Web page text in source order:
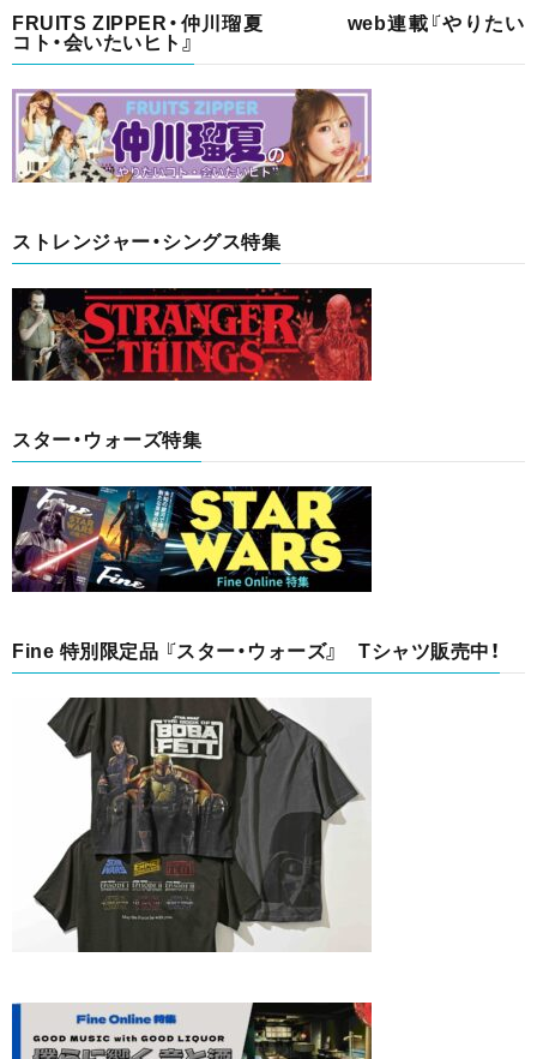
FRUITS ZIPPER・仲川瑠夏 web連載『やりたい
コト・会いたいヒト』
ストレンジャー・シングス特集
スター・ウォーズ特集
Fine 特別限定品 『スター・ウォーズ』 Tシャツ販売中！